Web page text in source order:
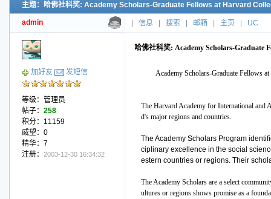
新的主题
投票帖
交易帖
小字报
主题：哈佛社科奖: Academy Scholars-Graduate Fellows at Harvard
admin 信息 搜索 邮箱 主页 UC
加好友 发短信
等级：管理员
帖子： 258
积分：11159
威望：0
精华：7
注册： 2003-12-30 16:34:32
哈佛社科奖: Academy Scholars-Graduate
Academy Scholars-Graduate Fellows
The Harvard Academy for International and
d's major regions and countries.
The Academy Scholars Program
ciplinary excellence in the social
estern countries or regions. Their
The Academy Scholars are a select
ultures or regions shows promise as a